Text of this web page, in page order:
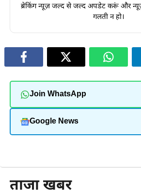
ब्रेकिंग न्यूज़ जल्द से जल्द अपडेट करूं और
गलती न हो।
Join WhatsApp
Google News
ताजा खबर